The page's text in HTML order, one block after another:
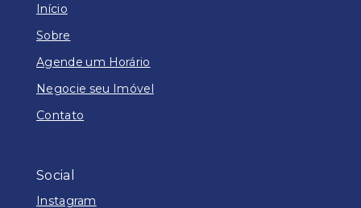
Início
Sobre
Agende um Horário
Negocie seu Imóvel
Contato
Social
Instagram